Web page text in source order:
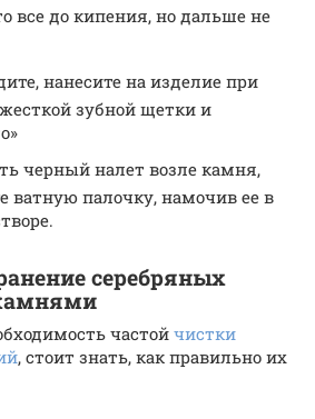
все до кипения, но дальше не
нанесите на изделие при
зубной щетки и
черный налет возле камня,
ватную палочку, намочив ее в
серебряных
частой чистки
, стоит знать, как правильно их